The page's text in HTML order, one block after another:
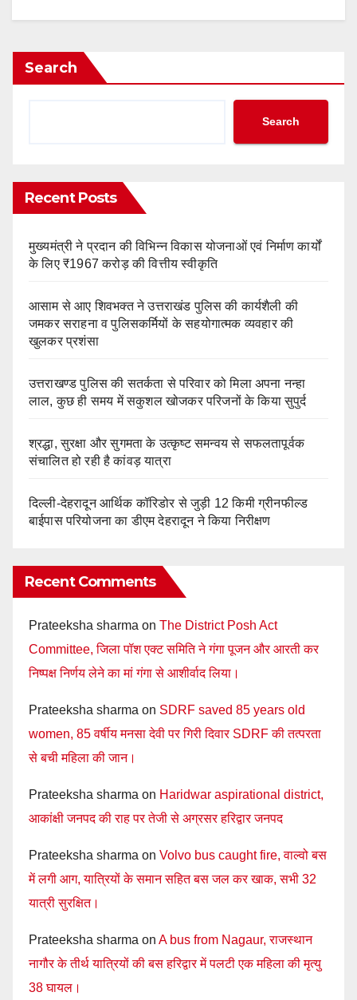
Search
Search
Recent Posts
मुख्यमंत्री ने प्रदान की विभिन्न विकास योजनाओं एवं निर्माण कार्यों
के लिए ₹1967 करोड़ की वित्तीय स्वीकृति
आसाम से आए शिवभक्त ने उत्तराखंड पुलिस की कार्यशैली की
जमकर सराहना व पुलिसकर्मियों के सहयोगात्मक व्यवहार की
खुलकर प्रशंसा
उत्तराखण्ड पुलिस की सतर्कता से परिवार को मिला अपना नन्हा
लाल, कुछ ही समय में सकुशल खोजकर परिजनों के किया सुपुर्द
श्रद्धा, सुरक्षा और सुगमता के उत्कृष्ट समन्वय से सफलतापूर्वक
संचालित हो रही है कांवड़ यात्रा
दिल्ली-देहरादून आर्थिक कॉरिडोर से जुड़ी 12 किमी ग्रीनफील्ड
बाईपास परियोजना का डीएम देहरादून ने किया निरीक्षण
Recent Comments
Prateeksha sharma on The District Posh Act
Committee, जिला पॉश एक्ट समिति ने गंगा पूजन और आरती कर
निष्पक्ष निर्णय लेने का मां गंगा से आशीर्वाद लिया।
Prateeksha sharma on SDRF saved 85 years old
women, 85 वर्षीय मनसा देवी पर गिरी दिवार SDRF की तत्परता
से बची महिला की जान।
Prateeksha sharma on Haridwar aspirational district,
आकांक्षी जनपद की राह पर तेजी से अग्रसर हरिद्वार जनपद
Prateeksha sharma on Volvo bus caught fire, वाल्वो बस
में लगी आग, यात्रियों के समान सहित बस जल कर खाक, सभी 32
यात्री सुरक्षित।
Prateeksha sharma on A bus from Nagaur, राजस्थान
नागौर के तीर्थ यात्रियों की बस हरिद्वार में पलटी एक महिला की मृत्यु
38 घायल।